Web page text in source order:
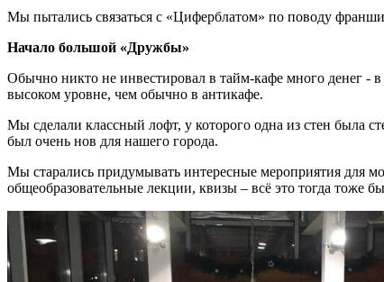
Мы пытались связаться с «Циферблатом» по поводу
Начало большой «Дружбы»
Обычно никто не инвестировал в тайм-кафе много денег -
высоком уровне, чем обычно в антикафе.
Мы сделали классный лофт, у которого одна из стен была
был очень нов для нашего города.
Мы старались придумывать интересные мероприятия для
общеобразовательные лекции, квизы – всё это тогда тоже